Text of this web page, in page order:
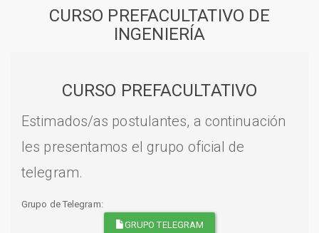
CURSO PREFACULTATIVO DE
INGENIERÍA
CURSO PREFACULTATIVO
Estimados/as postulantes, a continuación
les presentamos el grupo oficial de
telegram.
Grupo de Telegram:
GRUPO TELEGRAM